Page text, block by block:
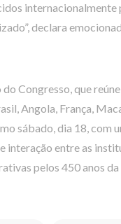
declara
Congresso, que reúne
Angola, França,
sábado, dia 18, com
interação entre as
pelos 450 anos da